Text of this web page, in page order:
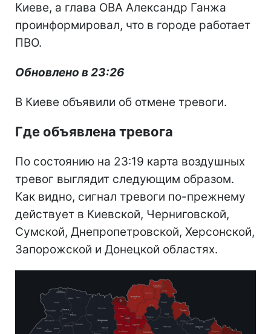
Киеве, а глава ОВА Александр Ганжа
проинформировал, что в городе работает
ПВО.
Обновлено в 23:26
В Киеве объявили об отмене тревоги.
Где объявлена тревога
По состоянию на 23:19 карта воздушных
тревог выглядит следующим образом.
Как видно, сигнал тревоги по-прежнему
действует в Киевской, Черниговской,
Сумской, Днепропетровской, Херсонской,
Запорожской и Донецкой областях.